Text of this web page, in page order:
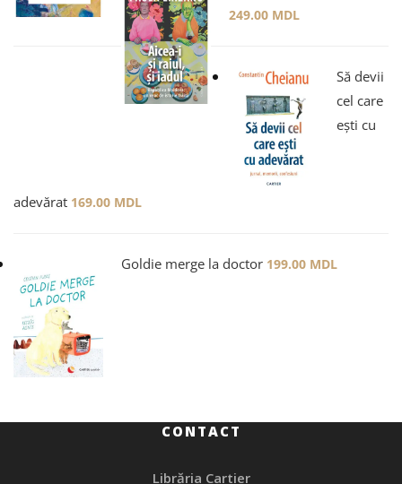
249.00 MDL
Să devii
cel care
ești cu
adevărat 169.00 MDL
Goldie merge la doctor 199.00 MDL
CONTACT
Librăria Cartier